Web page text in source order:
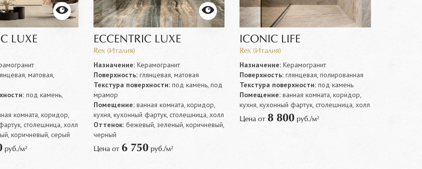
LUXE
матовая,
под камень,
комната, коридор,
столешница, холл
коричневый, серый
руб./м²
ECCENTRIC LUXE
Rex (Италия)
Назначение:Керамогранит
Поверхность:глянцевая, матовая
Текстура поверхности:под камень, под
мрамор
Помещение:ванная комната, коридор,
кухня, кухонный фартук, столешница, холл
Оттенок:бежевый, зеленый, коричневый,
черный
Цена от 6 750руб./м²
ICONIC LIFE
Rex (Италия)
Назначение: Керамогранит
Поверхность: глянцевая, полированная
Текстура поверхности: под камень
Помещение: ванная комната, коридор,
кухня, кухонный фартук, столешница, холл
Цена от 8 800 руб./м²